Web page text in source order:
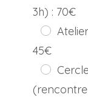
3h) : 70€
45€